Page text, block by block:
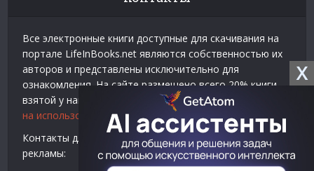
X
Все электронные книги доступные для скачивания на
портале LifeInBooks.net являются собственностью их
авторов и представлены исключительно для
ознакомления. На сайте размещено всего 20% книги
взятой у нашего партнера
Официальное разрешение
на использование материалов Litres .
Контакты для связи по вопросам авторского права и
рекламы: